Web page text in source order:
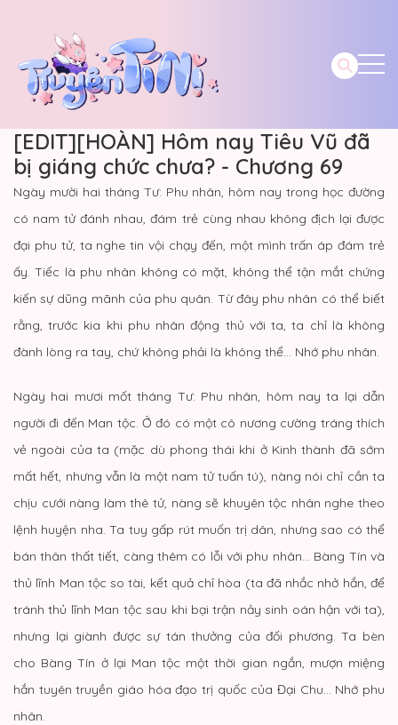
[EDIT][HOÀN] Hôm nay Tiêu Vũ đã
bị giáng chức chưa? - Chương 69
Ngày mười hai tháng Tư: Phu nhân, hôm nay trong học đường
có nam tử đánh nhau, đám trẻ cùng nhau không địch lại được
đại phu tử, ta nghe tin vội chạy đến, một mình trấn áp đám trẻ
ấy. Tiếc là phu nhân không có mặt, không thể tận mắt chứng
kiến sự dũng mãnh của phu quân. Từ đây phu nhân có thể biết
rằng, trước kia khi phu nhân động thủ với ta, ta chỉ là không
đành lòng ra tay, chứ không phải là không thể… Nhớ phu nhân.
Ngày hai mươi mốt tháng Tư: Phu nhân, hôm nay ta lại dẫn
người đi đến Man tộc. Ở đó có một cô nương cường tráng thích
vẻ ngoài của ta (mặc dù phong thái khi ở Kinh thành đã sớm
mất hết, nhưng vẫn là một nam tử tuấn tú), nàng nói chỉ cần ta
chịu cưới nàng làm thê tử, nàng sẽ khuyên tộc nhân nghe theo
lệnh huyện nha. Ta tuy gấp rút muốn trị dân, nhưng sao có thể
bán thân thất tiết, càng thêm có lỗi với phu nhân… Bàng Tín và
thủ lĩnh Man tộc so tài, kết quả chỉ hòa (ta đã nhắc nhở hắn, để
tránh thủ lĩnh Man tộc sau khi bại trận nảy sinh oán hận với ta),
nhưng lại giành được sự tán thưởng của đối phương. Ta bèn
cho Bàng Tín ở lại Man tộc một thời gian ngắn, mượn miệng
hắn tuyên truyền giáo hóa đạo trị quốc của Đại Chu… Nhớ phu
nhân.